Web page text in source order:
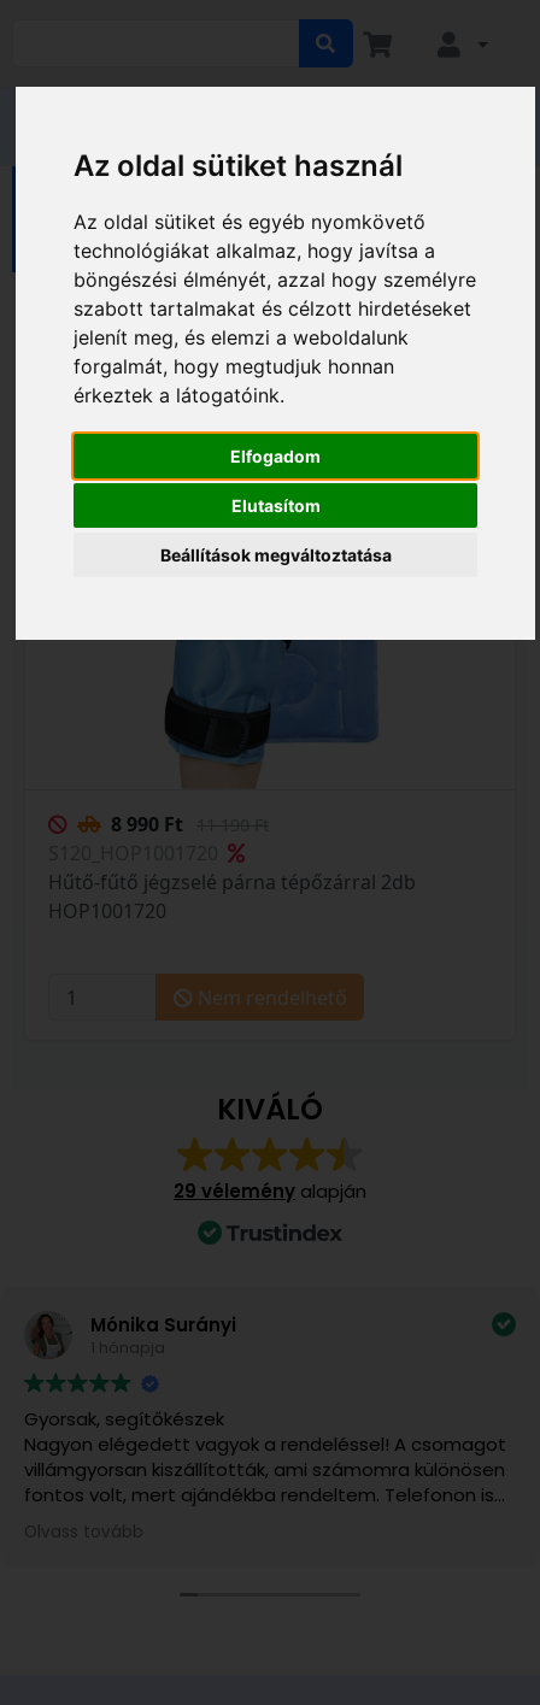
Az oldal sütiket használ
Az oldal sütiket és egyéb nyomkövető
technológiákat alkalmaz, hogy javítsa a
böngészési élményét, azzal hogy személyre
szabott tartalmakat és célzott hirdetéseket
jelenít meg, és elemzi a weboldalunk
forgalmát, hogy megtudjuk honnan
érkeztek a látogatóink.
Elfogadom
Elutasítom
Beállítások megváltoztatása
Hőterápiás termékek
Hőterápiás termékek
Gyártó és ár szerinti szűrés
8 990 Ft
Hűtő-fűtő jégzselé párna tépőzárral 2db
HOP1001720
Nem rendelhető
KIVÁLÓ
29 vélemény alapján
Mónika Surányi
1 hónapja
Gyorsak, segítőkészek
Nagyon elégedett vagyok a rendeléssel! A csomagot
villámgyorsan kiszállították, ami számomra különösen
fontos volt, mert ajándékba rendeltem. Telefonon is
felvettem velük a kapcsolatot, és rendkívül kedvesek,
segítőkészek voltak. A kiszállítás várható időpontjáról
Olvass tovább